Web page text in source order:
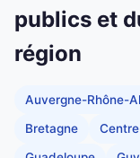
publics et
région
Auvergne-Rhône-
Bretagne